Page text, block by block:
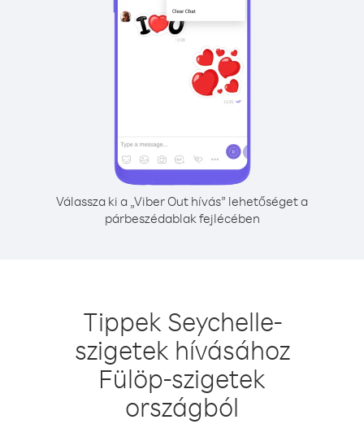
Válassza ki a „Viber Out hívás” lehetőséget a
párbeszédablak fejlécében
Tippek Seychelle-
szigetek hívásához
Fülöp-szigetek
országból